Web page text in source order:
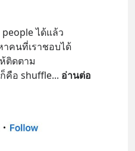
ได้แล้ว
คนที่เราชอบได้
ติดตาม
คือ shuffle... อ่านต่อ